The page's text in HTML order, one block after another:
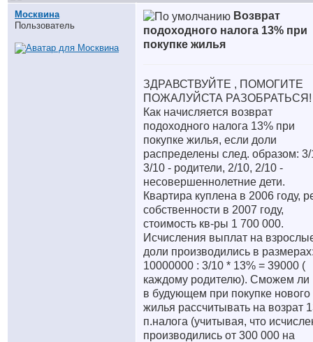
Москвина
Пользователь
Возврат
подоходного налога 13% при
покупке жилья
ЗДРАВСТВУЙТЕ , ПОМОГИТЕ
ПОЖАЛУЙСТА РАЗОБРАТЬСЯ!
Как начисляется возврат
подоходного налога 13% при
покупке жилья, если доли
распределены след. образом: 3/
3/10 - родители, 2/10, 2/10 -
несовершеннолетние дети.
Квартира куплена в 2006 году,
собственности в 2007 году,
стоимость кв-ры 1 700 000.
Исчисления выплат на
доли производились в
10000000 : 3/10 * 13% = 39000 (
каждому родителю). Сможем
в будующем при покупке нового
жилья рассчитывать на возрат
п.налога (учитывая, что
производились от 300 000 на